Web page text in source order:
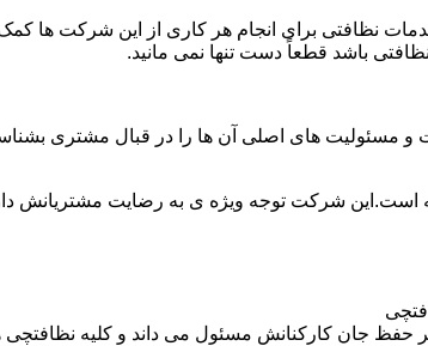
نظافتی برای انجام هر کاری از این شرکت ها کمک
باشد قطعاً دست تنها نمی مانید.
و مسئولیت های اصلی آن ها را در قبال مشتری
است.این شرکت توجه ویژه ی به رضایت مشتریانش
جان کارکنانش مسئول می داند و کلیه نظافتچی